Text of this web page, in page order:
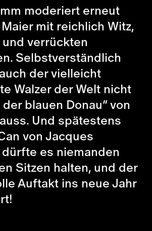
moderiert erneut
mit reichlich Witz,
verrückten
Selbstverständlich
der vielleicht
Walzer der Welt nicht
blauen Donau“ von
Und spätestens
von Jacques
es niemanden
Sitzen halten, und der
Auftakt ins neue Jahr